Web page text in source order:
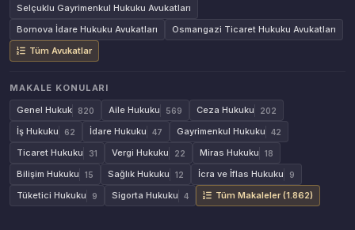
Selçuklu Gayrimenkul Hukuku Avukatları
Bornova İdare Hukuku Avukatları
Osmangazi Ticaret Hukuku Avukatları
Tüm Avukatlar
MAKALE KONULARI
Genel Hukuk
820 Aile Hukuku 569 Ceza Hukuku 202
İş Hukuku 62 İdare Hukuku 47 Gayrimenkul Hukuku 42
Ticaret Hukuku 31 Vergi Hukuku 22 Miras Hukuku 18
Bilişim Hukuku 15 Sağlık Hukuku 12 İcra ve İflas Hukuku 9
Tüketici Hukuku 9 Sigorta Hukuku 4 Tüm Makaleler (1.862)